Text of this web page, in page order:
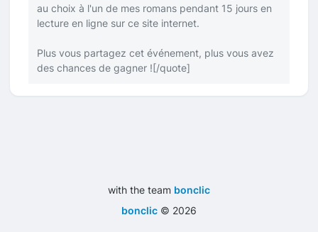
au choix à l'un de mes romans pendant 15 jours en
lecture en ligne sur ce site internet.
Plus vous partagez cet événement, plus vous avez
des chances de gagner ![/quote]
with the team bonclic
bonclic © 2026